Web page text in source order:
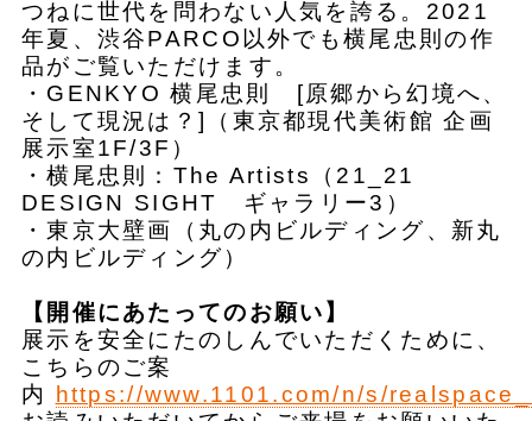
つねに世代を問わない人気を誇る。2021
年夏、渋谷PARCO以外でも横尾忠則の作
品がご覧いただけます。
・GENKYO 横尾忠則 [原郷から幻境へ、
そして現況は？]（東京都現代美術館 企画
展示室1F/3F）
・横尾忠則：The Artists（21_21
DESIGN SIGHT ギャラリー3）
・東京大壁画（丸の内ビルディング、新丸
の内ビルディング）
【開催にあたってのお願い】
展示を安全にたのしんでいただくために、
こちらのご案
内
https://www.1101.com/n/s/